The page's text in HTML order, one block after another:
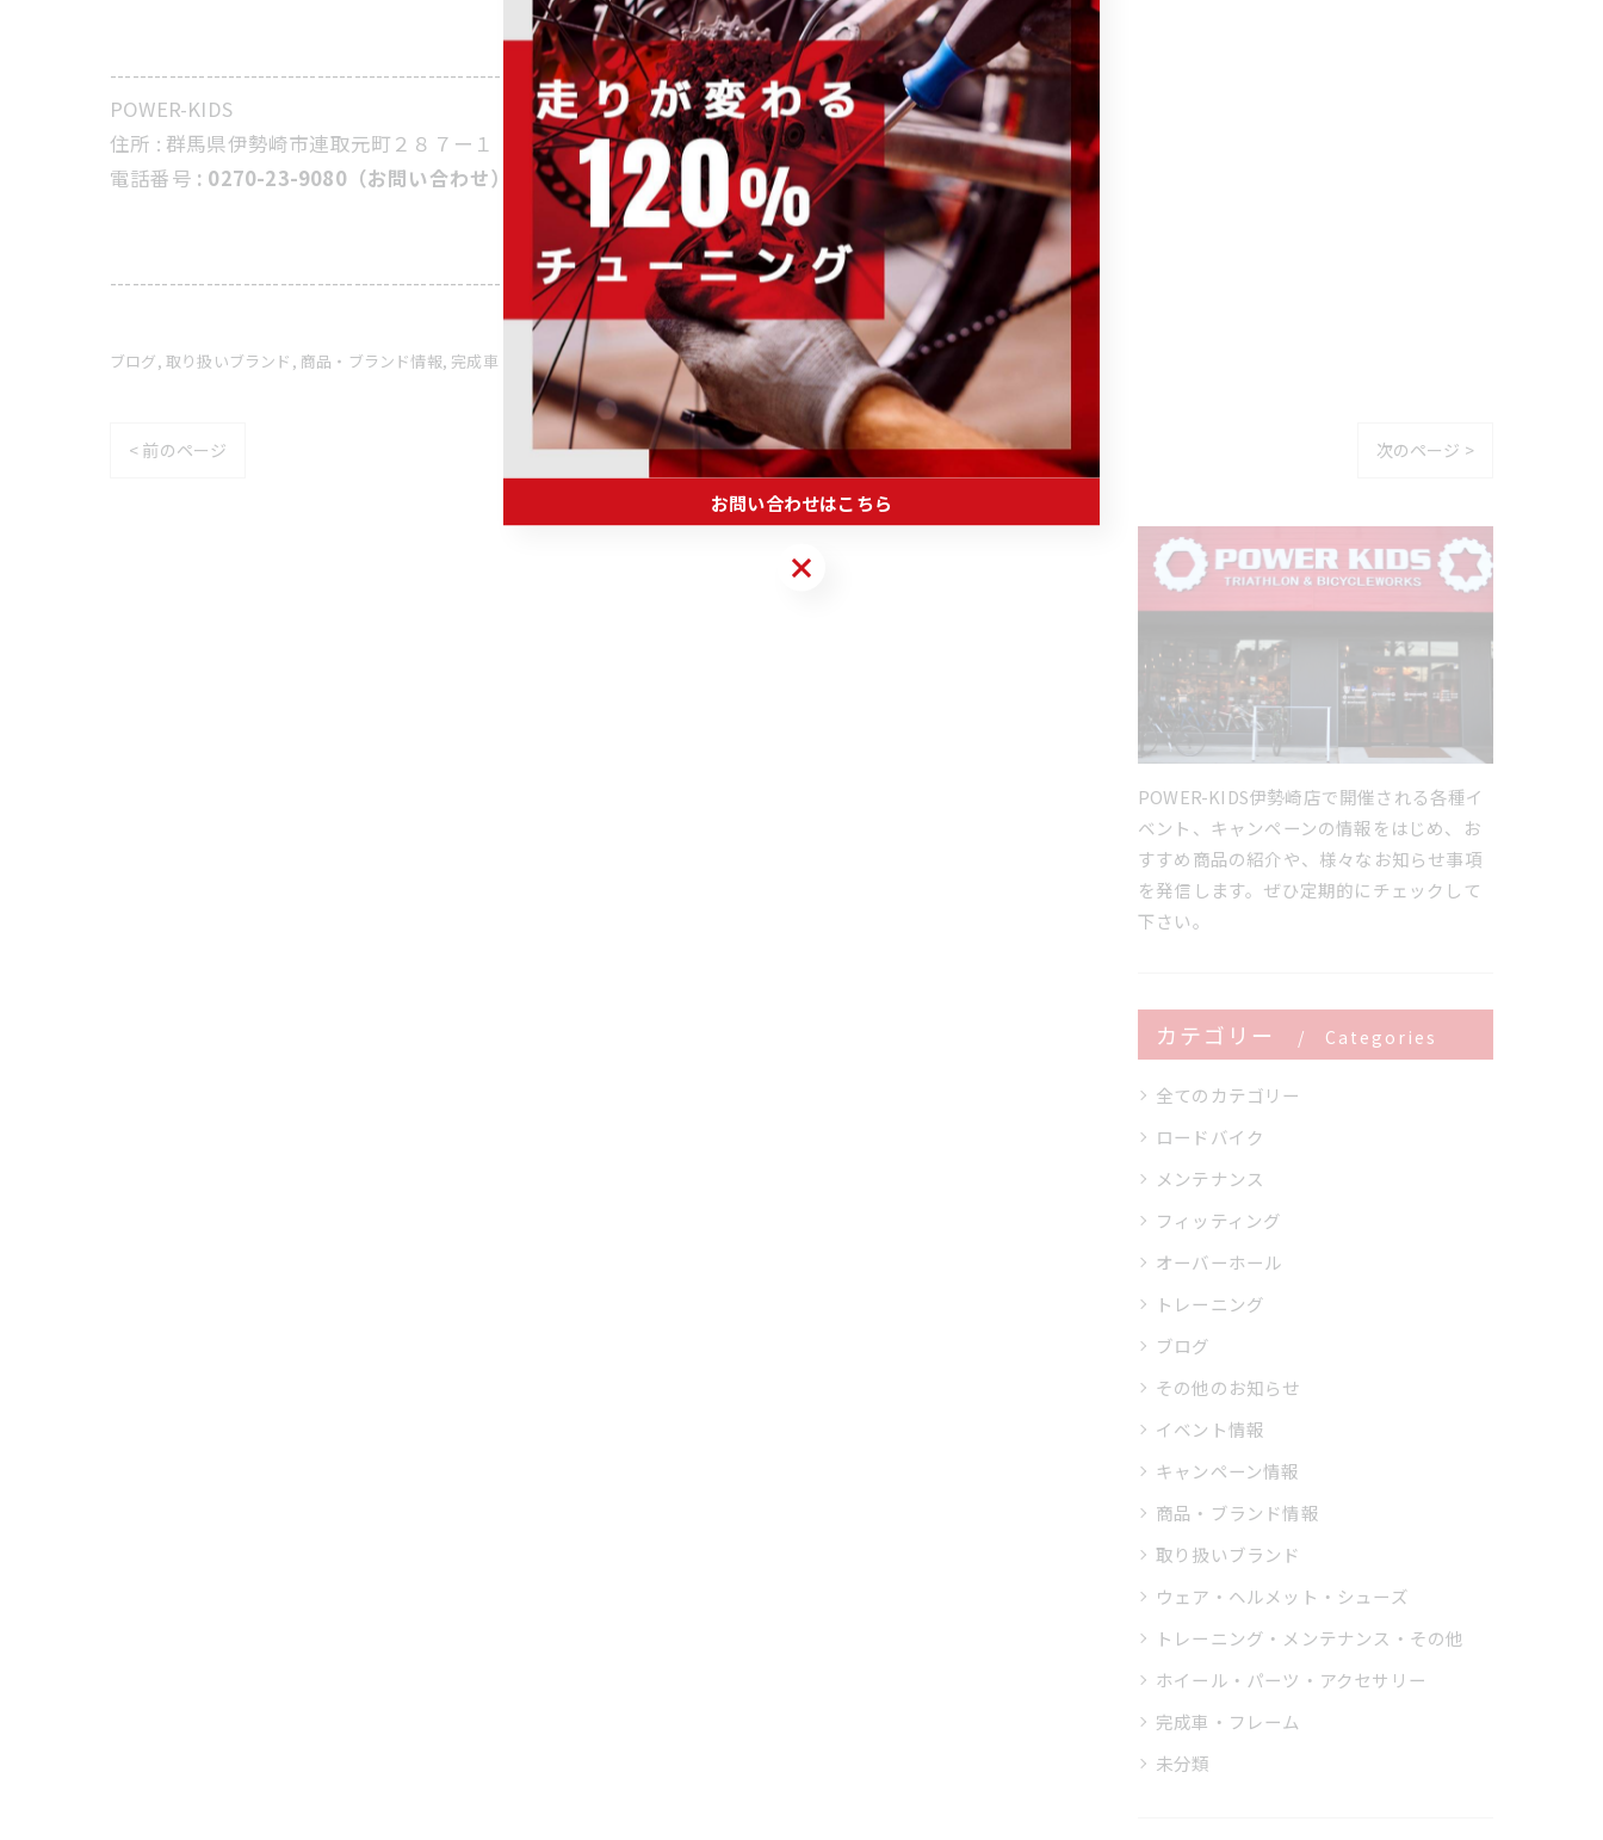
----------------------------------------------------------------------
POWER-KIDS
住所 : 群馬県伊勢崎市連取元町２８７ー１
電話番号 : 0270-23-9080（お問い合わせ）
----------------------------------------------------------------------
ブログ 取り扱いブランド 商品・ブランド情報 完成車・フレーム
< 前のページ 一覧に戻る 次のページ >
POWER-KIDS伊勢崎店で開催される各種イ
ベント、キャンペーンの情報をはじめ、お
すすめ商品の紹介や、様々なお知らせ事項
を発信します。ぜひ定期的にチェックして
下さい。
カテゴリー Categories
全てのカテゴリー
ロードバイク
メンテナンス
フィッティング
オーバーホール
トレーニング
ブログ
その他のお知らせ
イベント情報
キャンペーン情報
商品・ブランド情報
取り扱いブランド
ウェア・ヘルメット・シューズ
トレーニング・メンテナンス・その他
ホイール・パーツ・アクセサリー
完成車・フレーム
未分類
お問い合わせはこちら
お問い合わせはこちら